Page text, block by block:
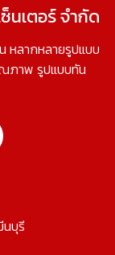
นเตอร์ จำกัด
หลากหลายรูปแบบ
ภาพ รูปแบบทัน
บุรี